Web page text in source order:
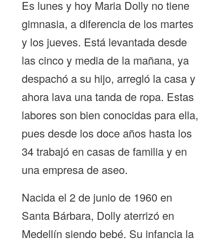
Es lunes y hoy Maria Dolly no tiene
gimnasia, a diferencia de los martes
y los jueves. Está levantada desde
las cinco y media de la mañana, ya
despachó a su hijo, arregló la casa y
ahora lava una tanda de ropa. Estas
labores son bien conocidas para ella,
pues desde los doce años hasta los
34 trabajó en casas de familia y en
una empresa de aseo.
Nacida el 2 de junio de 1960 en
Santa Bárbara, Dolly aterrizó en
Medellín siendo bebé. Su infancia la